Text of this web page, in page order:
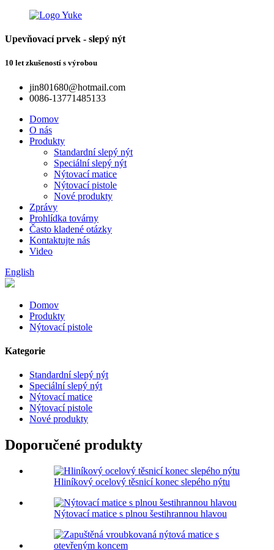
Upevňovací prvek - slepý nýt
10 let zkušeností s výrobou
jin801680@hotmail.com
0086-13771485133
Domov
O nás
Produkty
Standardní slepý nýt
Speciální slepý nýt
Nýtovací matice
Nýtovací pistole
Nové produkty
Zprávy
Prohlídka továrny
Často kladené otázky
Kontaktujte nás
Video
English
Domov
Produkty
Nýtovací pistole
Kategorie
Standardní slepý nýt
Speciální slepý nýt
Nýtovací matice
Nýtovací pistole
Nové produkty
Doporučené produkty
Hliníkový ocelový těsnicí konec slepého nýtu
Nýtovací matice s plnou šestihrannou hlavou